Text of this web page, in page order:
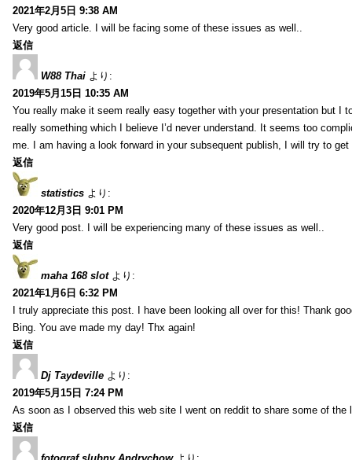
2021年2月5日 9:38 AM
Very good article. I will be facing some of these issues as well..
返信
W88 Thai より:
2019年5月15日 10:35 AM
You really make it seem really easy together with your presentation but I
really something which I believe I’d never understand. It seems too
me. I am having a look forward in your subsequent publish, I will try to
返信
statistics より:
2020年12月3日 9:01 PM
Very good post. I will be experiencing many of these issues as well..
返信
maha 168 slot より:
2021年1月6日 6:32 PM
I truly appreciate this post. I have been looking all over for this! Thank
Bing. You ave made my day! Thx again!
返信
Dj Taydeville より:
2019年5月15日 7:24 PM
As soon as I observed this web site I went on reddit to share some of the
返信
fotograf slubny Andrychow より: